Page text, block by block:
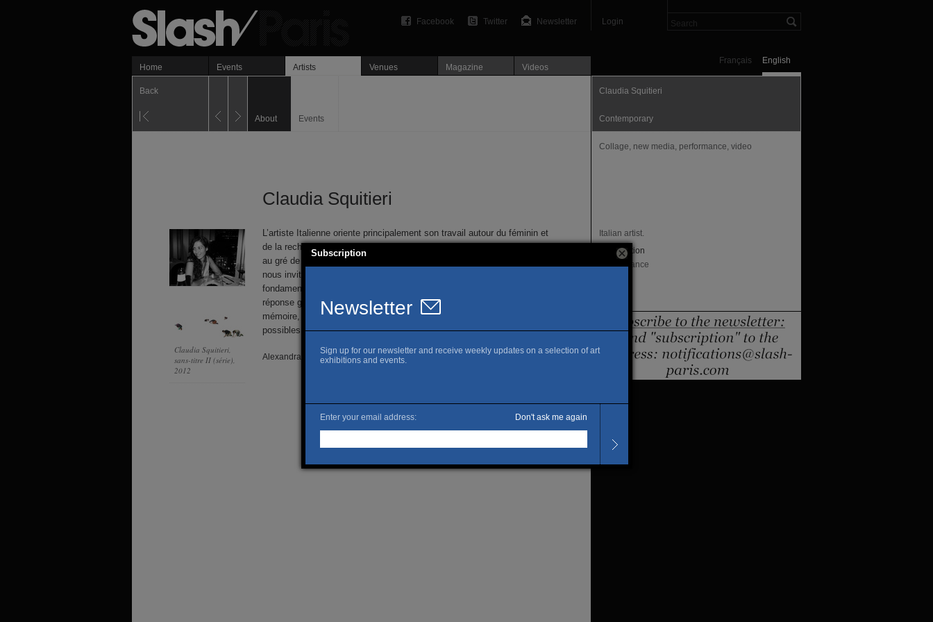
Login
Newsletter
Twitter
Facebook
English
Français
Home Events Artists Venues Magazine Videos
Back
About Events
Claudia Squitieri
Claudia Squitieri,
sans-titre II (série),
2012
L’artiste Italienne oriente principalement son travail autour du féminin et
de la recherche d’identité en milieu hostile. Claudia déstabilise « l’autre »
au gré de ses créations. Elle met en exergue ce mal être nihiliste et
nous invite à une exploration individuelle autours de interrogations
fondamentales. Si la première question est
réponse germe dès que l’on se demandePour qui ?
mémoire, projection de soi, fantasme sont autant de points de fuites
possibles exploités dans son travail protéiforme.
Alexandra Decraene & Nicolas Mazet
Claudia Squitieri
Contemporary
Collage, new media, performance, video
Italian artist.
Localisation
Paris, France
Subscription